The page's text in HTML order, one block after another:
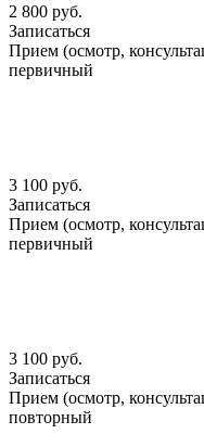
2 800 руб.
Записаться
Прием (осмотр,
первичный
3 100 руб.
Записаться
Прием (осмотр,
первичный
3 100 руб.
Записаться
Прием (осмотр,
повторный